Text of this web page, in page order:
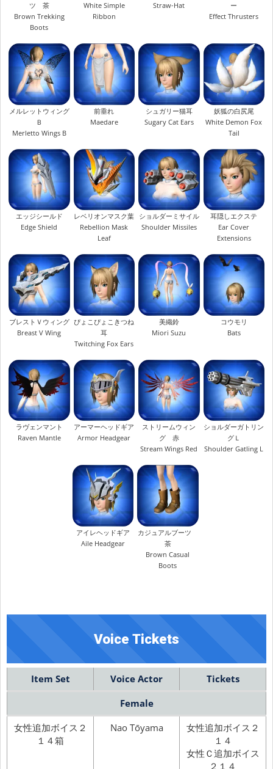
ツ 茶
Brown Trekking
Boots
White Simple
Ribbon
Straw-Hat
ー
Effect Thrusters
メルレットウィング
Ｂ
Merletto Wings B
前垂れ
Maedare
シュガリー猫耳
Sugary Cat Ears
妖狐の白尻尾
White Demon Fox
Tail
エッジシールド
Edge Shield
レベリオンマスク葉
Rebellion Mask
Leaf
ショルダーミサイル
Shoulder Missiles
耳隠しエクステ
Ear Cover
Extensions
ブレストＶウィング
Breast V Wing
ぴょこぴょこきつね
耳
Twitching Fox Ears
美織鈴
Miori Suzu
コウモリ
Bats
ラヴェンマント
Raven Mantle
アーマーヘッドギア
Armor Headgear
ストリームウィン
グ 赤
Stream Wings Red
ショルダーガトリン
グＬ
Shoulder Gatling L
アイレヘッドギア
Aile Headgear
カジュアルブーツ
茶
Brown Casual
Boots
Voice Tickets
Item Set Voice Actor
Tickets
Female
女性追加ボイス２
１４箱
Nao Tōyama
女性追加ボイス２
１４
女性Ｃ追加ボイス
２１４